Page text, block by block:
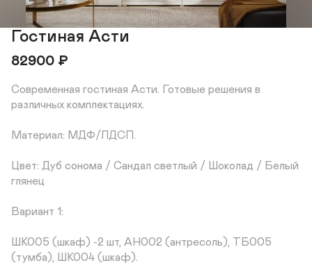
Гостиная Асти
82900 ₽
Современная гостиная Асти. Готовые решения в
различных комплектациях.
Материал: МДФ/ЛДСП.
Цвет: Дуб сонома / Сандал светлый / Шоколад / Белый
глянец
Вариант 1:
ШК005 (шкаф) -2 шт, АН002 (антресоль), ТБ005
(тумба), ШК004 (шкаф).